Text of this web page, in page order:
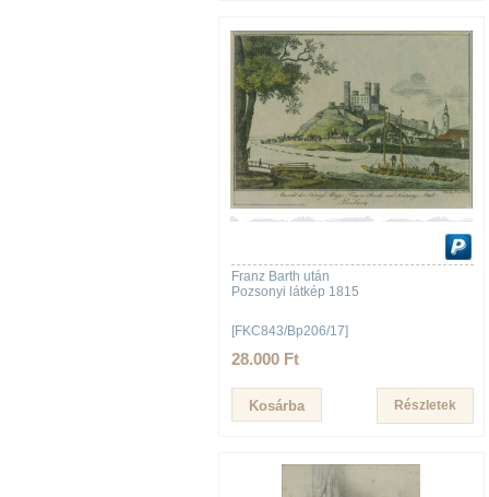
Franz Barth után
Pozsonyi látkép 1815
[FKC843/Bp206/17]
28.000 Ft
Részletek